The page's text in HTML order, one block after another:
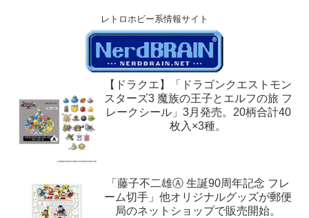
レトロホビー系情報サイト
【ドラクエ】「ドラゴンクエストモン
スターズ3 魔族の王子とエルフの旅 フ
レークシール」3月発売。20柄合計40
枚入×3種。
「藤子不二雄Ⓐ 生誕90周年記念 フレ
ーム切手」他オリジナルグッズが郵便
局のネットショップで販売開始。